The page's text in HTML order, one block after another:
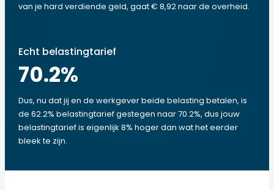
van je hard verdiende geld, gaat € 8,92 naar de overheid.
Echt belastingtarief
70.2%
Dus, nu dat jij en de werkgever beide belasting betalen, is
de 62.2% belastingtarief gestegen naar 70.2%, dus jouw
belastingtarief is eigenlijk 8% hoger dan wat het eerder
bleek te zijn.